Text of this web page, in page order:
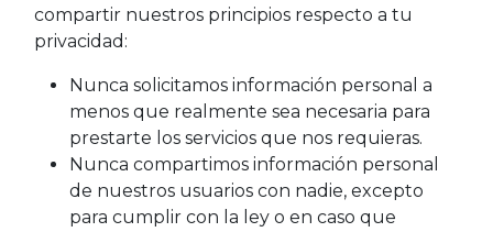
compartir nuestros principios respecto a tu
privacidad:
Nunca solicitamos información personal a
menos que realmente sea necesaria para
prestarte los servicios que nos requieras.
Nunca compartimos información personal
de nuestros usuarios con nadie, excepto
para cumplir con la ley o en caso que